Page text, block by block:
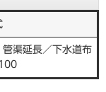
渠延長／下水道布